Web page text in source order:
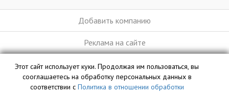
Добавить компанию
Реклама на сайте
База данных сайта vyvoz.org является интеллектуальной
собственностью ООО «Профит» и охраняется законом.
Этот сайт использует куки. Продолжая им пользоваться, вы
сооглашаетесь на обработку персональных данных в
соответствии с Политика в отношении обработки